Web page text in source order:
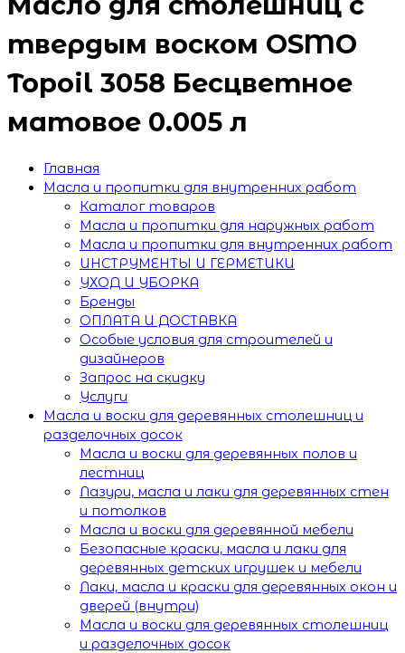
твердым воском OSMO
Topoil 3058 Бесцветное
матовое 0.005 л
Главная
Масла и пропитки для внутренних работ
Каталог товаров
Масла и пропитки для наружных работ
Масла и пропитки для внутренних работ
ИНСТРУМЕНТЫ И ГЕРМЕТИКИ
УХОД И УБОРКА
Бренды
ОПЛАТА И ДОСТАВКА
Особые условия для строителей и
дизайнеров
Запрос на скидку
Услуги
Масла и воски для деревянных столешниц и
разделочных досок
Масла и воски для деревянных полов и
лестниц
Лазури, масла и лаки для деревянных стен
и потолков
Масла и воски для деревянной мебели
Безопасные краски, масла и лаки для
деревянных детских игрушек и мебели
Лаки, масла и краски для деревянных окон и
дверей (внутри)
Масла и воски для деревянных столешниц
и разделочных досок